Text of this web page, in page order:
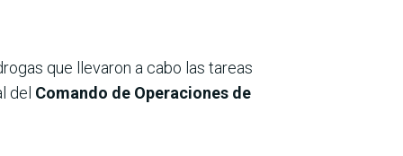
que llevaron a cabo las tareas
del Comando de Operaciones de